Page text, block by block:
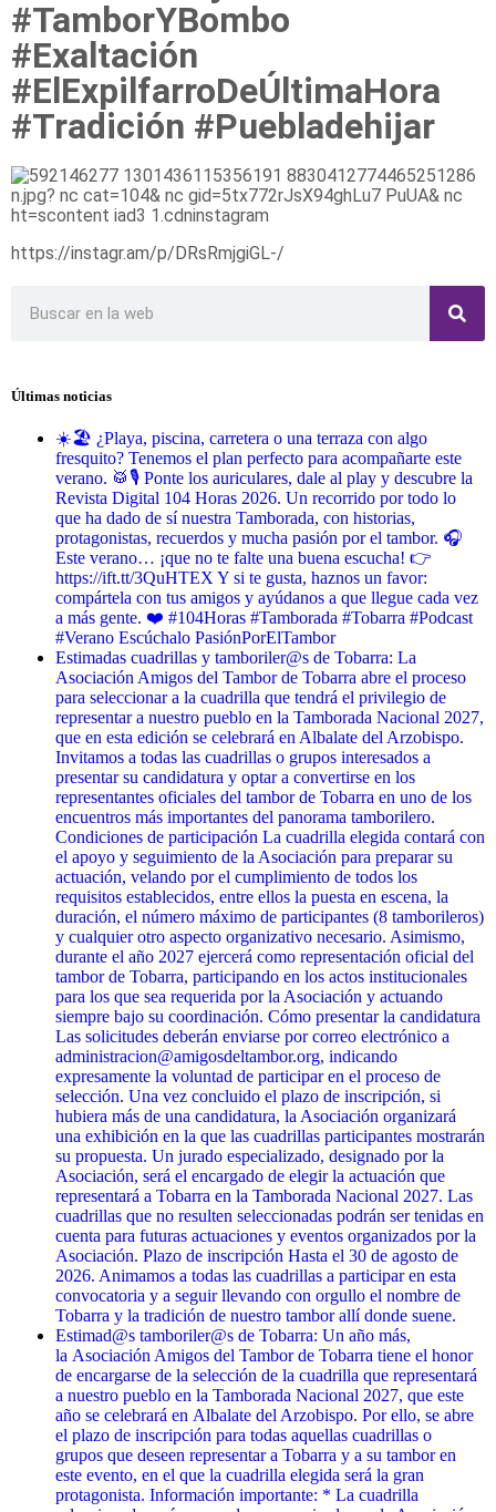
#TamborYBombo
#Exaltación
#ElExpilfarroDeÚltimaHora
#Tradición #Puebladehijar
https://instagr.am/p/DRsRmjgiGL-/
Últimas noticias
☀️🏖️ ¿Playa, piscina, carretera o una terraza con algo
fresquito? Tenemos el plan perfecto para acompañarte este
verano. 🥁🎙️ Ponte los auriculares, dale al play y descubre la
Revista Digital 104 Horas 2026. Un recorrido por todo lo
que ha dado de sí nuestra Tamborada, con historias,
protagonistas, recuerdos y mucha pasión por el tambor. 🎧
Este verano… ¡que no te falte una buena escucha! 👉
https://ift.tt/3QuHTEX Y si te gusta, haznos un favor:
compártela con tus amigos y ayúdanos a que llegue cada vez
a más gente. ❤️ #104Horas #Tamborada #Tobarra #Podcast
#Verano Escúchalo PasiónPorElTambor
Estimadas cuadrillas y tamboriler@s de Tobarra: La
Asociación Amigos del Tambor de Tobarra abre el proceso
para seleccionar a la cuadrilla que tendrá el privilegio de
representar a nuestro pueblo en la Tamborada Nacional 2027,
que en esta edición se celebrará en Albalate del Arzobispo.
Invitamos a todas las cuadrillas o grupos interesados a
presentar su candidatura y optar a convertirse en los
representantes oficiales del tambor de Tobarra en uno de los
encuentros más importantes del panorama tamborilero.
Condiciones de participación La cuadrilla elegida contará con
el apoyo y seguimiento de la Asociación para preparar su
actuación, velando por el cumplimiento de todos los
requisitos establecidos, entre ellos la puesta en escena, la
duración, el número máximo de participantes (8 tamborileros)
y cualquier otro aspecto organizativo necesario. Asimismo,
durante el año 2027 ejercerá como representación oficial del
tambor de Tobarra, participando en los actos institucionales
para los que sea requerida por la Asociación y actuando
siempre bajo su coordinación. Cómo presentar la candidatura
Las solicitudes deberán enviarse por correo electrónico a
administracion@amigosdeltambor.org, indicando
expresamente la voluntad de participar en el proceso de
selección. Una vez concluido el plazo de inscripción, si
hubiera más de una candidatura, la Asociación organizará
una exhibición en la que las cuadrillas participantes mostrarán
su propuesta. Un jurado especializado, designado por la
Asociación, será el encargado de elegir la actuación que
representará a Tobarra en la Tamborada Nacional 2027. Las
cuadrillas que no resulten seleccionadas podrán ser tenidas en
cuenta para futuras actuaciones y eventos organizados por la
Asociación. Plazo de inscripción Hasta el 30 de agosto de
2026. Animamos a todas las cuadrillas a participar en esta
convocatoria y a seguir llevando con orgullo el nombre de
Tobarra y la tradición de nuestro tambor allí donde suene.
Estimad@s tamboriler@s de Tobarra: Un año más,
la Asociación Amigos del Tambor de Tobarra tiene el honor
de encargarse de la selección de la cuadrilla que representará
a nuestro pueblo en la Tamborada Nacional 2027, que este
año se celebrará en Albalate del Arzobispo. Por ello, se abre
el plazo de inscripción para todas aquellas cuadrillas o
grupos que deseen representar a Tobarra y a su tambor en
este evento, en el que la cuadrilla elegida será la gran
protagonista. Información importante: * La cuadrilla